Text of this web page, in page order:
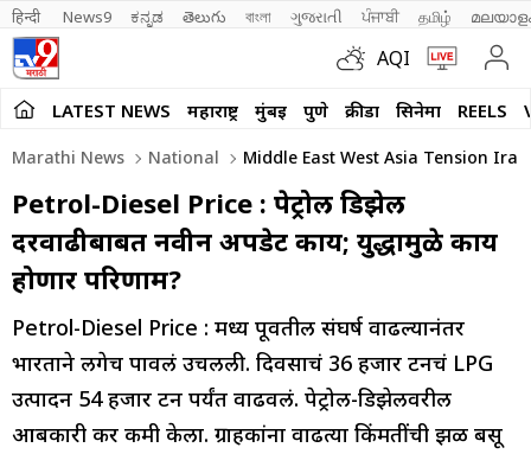
हिन्दी News9 ಕನ್ನಡ తెలుగు বাংলা ગુજરાતી ਪੰਜਾਬੀ தமிழ்
AQI
LATEST NEWS महाराष्ट्र मुंबई पुणे क्रीडा सिनेमा REELS
Marathi News National Middle East West Asia Tension
Petrol-Diesel Price : पेट्रोल डिझेल
दरवाढीबाबत नवीन अपडेट काय; युद्धामुळे काय
होणार परिणाम?
Petrol-Diesel Price : मध्य पूर्वेतील संघर्ष वाढल्यानंतर
भारताने लगेच पावलं उचलली. दिवसाचं 36 हजार टनचं LPG
उत्पादन 54 हजार टन पर्यंत वाढवलं. पेट्रोल-डिझेलवरील
आबकारी कर कमी केला. ग्राहकांना वाढत्या किंमतींची झळ बसू